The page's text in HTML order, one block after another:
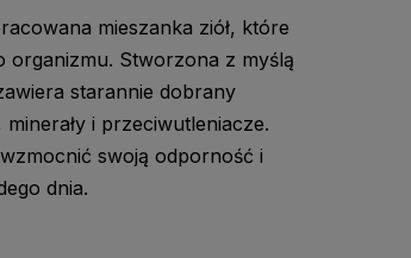
mieszanka ziół, które
organizmu. Stworzona z myślą
starannie dobrany
i przeciwutleniacze.
swoją odporność i
dnia.